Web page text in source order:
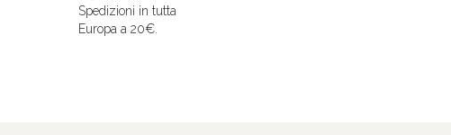
Spedizioni in tutta
Europa a 20€.